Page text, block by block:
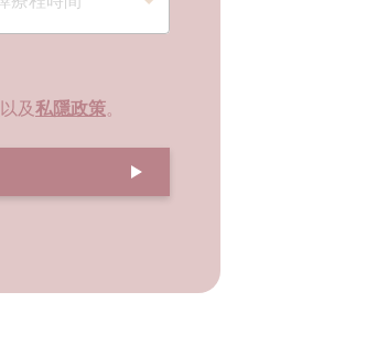
以及私隱政策。